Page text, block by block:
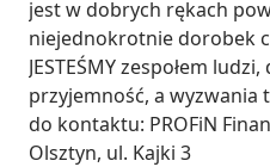
jest w dobrych rękach
niejednokrotnie dorobek
JESTEŚMY zespołem
przyjemność, a
do kontaktu: PROFiN
Olsztyn, ul. Kajki 3